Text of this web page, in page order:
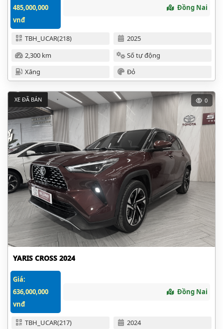
485,000,000
vnđ
Đồng Nai
TBH_UCAR(218)
2025
2,300 km
Số tự động
Xăng
Đỏ
YARIS CROSS 2024
Giá:
636,000,000
vnđ
Đồng Nai
TBH_UCAR(217)
2024
XE ĐÃ BÁN 0